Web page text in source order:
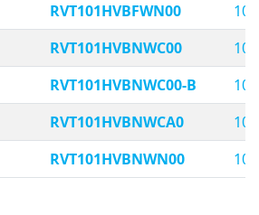
RVT101HVBFWN00
RVT101HVBNWC00
RVT101HVBNWC00-B
RVT101HVBNWCA0
RVT101HVBNWN00